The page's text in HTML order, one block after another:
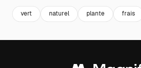
vert naturel plante frais